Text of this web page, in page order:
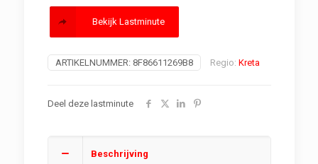
Bekijk Lastminute
ARTIKELNUMMER: 8F86611269B8 Regio: Kreta
Deel deze lastminute
Beschrijving